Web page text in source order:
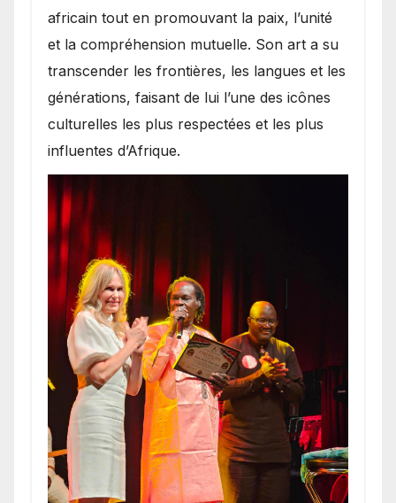
africain tout en promouvant la paix, l’unité
et la compréhension mutuelle. Son art a su
transcender les frontières, les langues et les
générations, faisant de lui l’une des icônes
culturelles les plus respectées et les plus
influentes d’Afrique.